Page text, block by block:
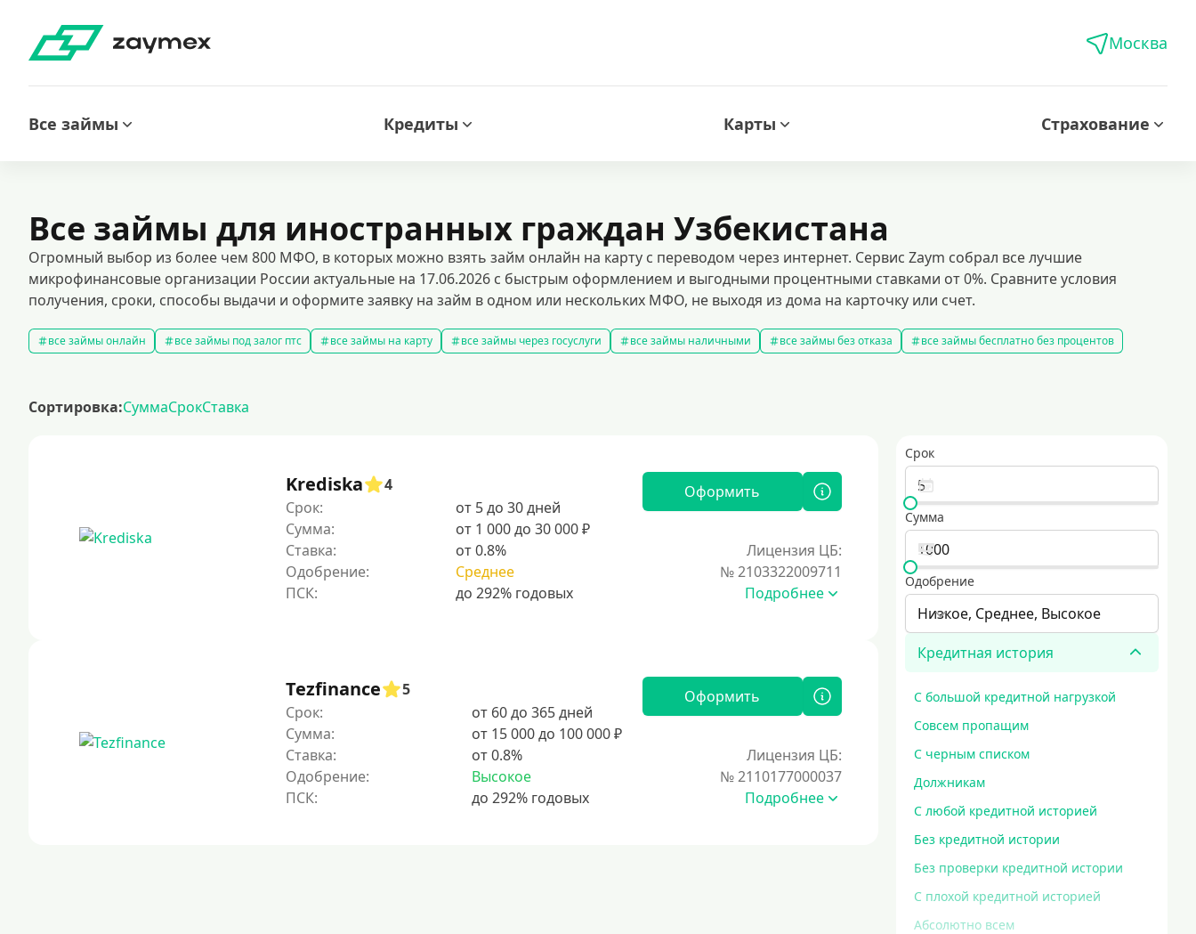
Москва
Все займы Кредиты Карты Страхование
Все займы для иностранных граждан Узбекистана
Огромный выбор из более чем 800 МФО, в которых можно взять займ онлайн на карту с переводом через интернет. Сервис Zaym собрал все лучшие
микрофинансовые организации России актуальные на 17.06.2026 с быстрым оформлением и выгодными процентными ставками от 0%. Сравните условия
получения, сроки, способы выдачи и оформите заявку на займ в одном или нескольких МФО, не выходя из дома на карточку или счет.
все займы онлайн все займы под залог птс все займы на карту все займы через госуслуги все займы наличными все займы без отказа
все займы бесплатно без процентов
рефинансирование займов
калькулятор займов
Сортировка:СуммаСрокСтавка
Срок
Сумма
Одобрение
Низкое, Среднее, Высокое
Кредитная история
С большой кредитной нагрузкой
Совсем пропащим
С черным списком
Должникам
С любой кредитной историей
Без кредитной истории
Без проверки кредитной истории
С плохой кредитной историей
Абсолютно всем
Krediska
4
Срок:
от 5 до 30 дней
Сумма:
от 1 000 до 30 000 ₽
Ставка:
от 0.8%
Одобрение:
Среднее
Оформить
Лицензия ЦБ:
№ 2103322009711
Подробнее
Tezfinance
5
Срок:
от 60 до 365 дней
Сумма:
от 15 000 до 100 000 ₽
Ставка:
от 0.8%
Одобрение:
Высокое
Оформить
Лицензия ЦБ:
№ 2110177000037
Подробнее